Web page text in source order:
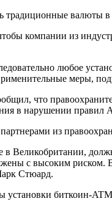
традиционные валюты
компании из
любое
меры,
что
в нарушении правил
из
Великобритании,
с высоким
Стюард.
установки биткоин-